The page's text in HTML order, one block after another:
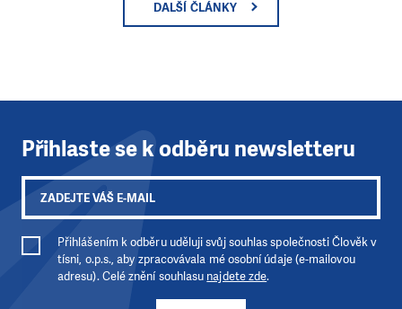
DALŠÍ ČLÁNKY
Přihlaste se k odběru newsletteru
Přihlášením k odběru uděluji svůj souhlas společnosti Člověk v
tísni, o.p.s., aby zpracovávala mé osobní údaje (e-mailovou
adresu). Celé znění souhlasu najdete zde.